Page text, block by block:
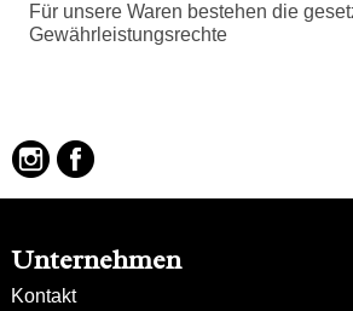
Für unsere Waren bestehen die
Gewährleistungsrechte
Unternehmen
Kontakt